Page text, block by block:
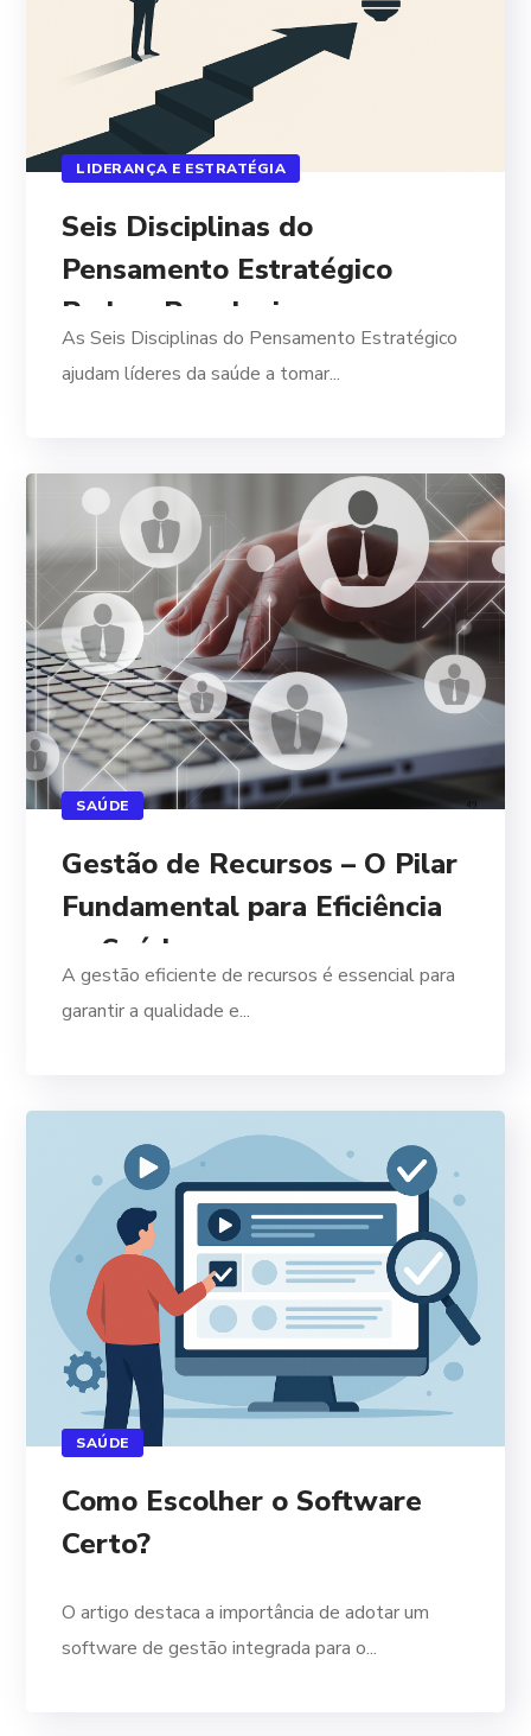
LIDERANÇA E ESTRATÉGIA
Seis Disciplinas do
Pensamento Estratégico
Podem Revolucionar sua
Abordagem
As Seis Disciplinas do Pensamento Estratégico
ajudam líderes da saúde a tomar...
SAÚDE
Gestão de Recursos – O Pilar
Fundamental para Eficiência
na Saúde
A gestão eficiente de recursos é essencial para
garantir a qualidade e...
SAÚDE
Como Escolher o Software
Certo?
O artigo destaca a importância de adotar um
software de gestão integrada para o...